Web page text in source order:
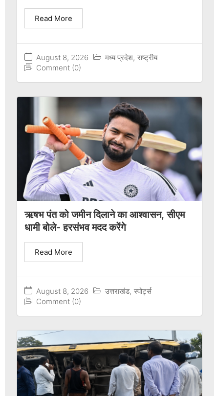
August 8, 2026 मध्य प्रदेश, राष्ट्रीय
Comment (0)
Read More
ऋषभ पंत को जमीन दिलाने का आश्वासन, सीएम
धामी बोले- हरसंभव मदद करेंगे
August 8, 2026 उत्तराखंड, स्पोर्ट्स
Comment (0)
Read More